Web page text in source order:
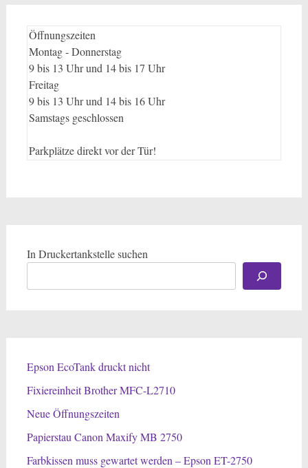
Öffnungszeiten
Montag - Donnerstag
9 bis 13 Uhr und 14 bis 17 Uhr
Freitag
9 bis 13 Uhr und 14 bis 16 Uhr
Samstags geschlossen
Parkplätze direkt vor der Tür!
In Druckertankstelle suchen
Epson EcoTank druckt nicht
Fixiereinheit Brother MFC-L2710
Neue Öffnungszeiten
Papierstau Canon Maxify MB 2750
Farbkissen muss gewartet werden – Epson ET-2750